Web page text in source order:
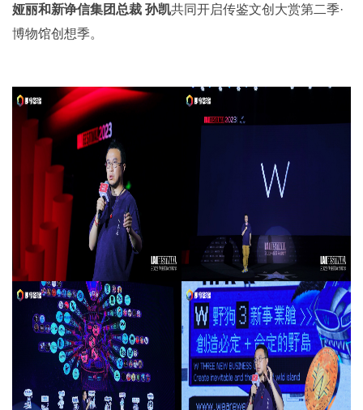
娅丽和新诤信集团总裁 孙凯共同开启传鉴文创大赏第二季·
博物馆创想季。